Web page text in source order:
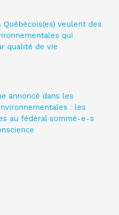
Québécois(es) veulent des
qui
qualité de vie
annoncé dans les
: les
au fédéral sommé-e-s